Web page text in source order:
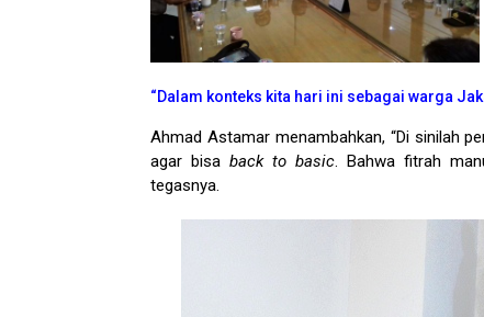
“Dalam konteks kita hari ini sebagai warga
Ahmad Astamar menambahkan, “Di sinilah
agar bisaback to basic. Bahwa fitrah
tegasnya.